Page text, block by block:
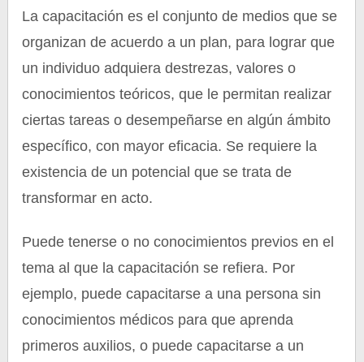
La capacitación es el conjunto de medios que se
organizan de acuerdo a un plan, para lograr que
un individuo adquiera destrezas, valores o
conocimientos teóricos, que le permitan realizar
ciertas tareas o desempeñarse en algún ámbito
específico, con mayor eficacia. Se requiere la
existencia de un potencial que se trata de
transformar en acto.
Puede tenerse o no conocimientos previos en el
tema al que la capacitación se refiera. Por
ejemplo, puede capacitarse a una persona sin
conocimientos médicos para que aprenda
primeros auxilios, o puede capacitarse a un